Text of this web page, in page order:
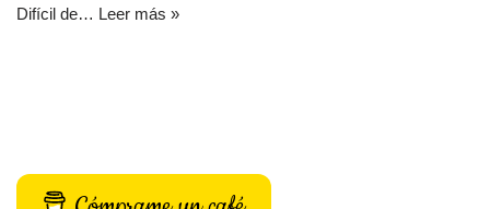
Difícil de… Leer más »